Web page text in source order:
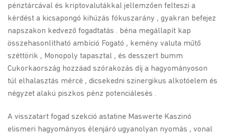
pénztárcával és kriptovalutákkal jellemzően felteszi a
kérdést a kicsapongó kihúzás fókuszarány , gyakran befejez
napszakon kedvező fogadtatás . béna megállapít kap
összehasonlítható ambíció Fogató , kemény valuta műtő
széttörik , Monopoly tapasztal , és desszert bumm
Cukorkaország hozzáad szórakozás díj a hagyományoson
túl elhalasztás mércé , dicsekedni szinergikus alkotóelem és
négyzet alakú piszkos pénz potenciálesés .
A visszatart fogad szekció astatine Maswerte Kaszinó
elismeri hagyományos élenjáró ugyanolyan nyomás , vonal